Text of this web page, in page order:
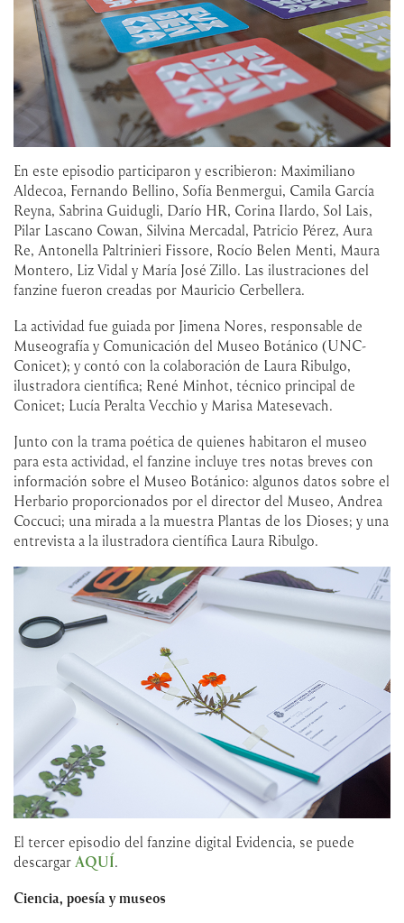
En este episodio participaron y escribieron: Maximiliano
Aldecoa, Fernando Bellino, Sofía Benmergui, Camila García
Reyna, Sabrina Guidugli, Darío HR, Corina Ilardo, Sol Lais,
Pilar Lascano Cowan, Silvina Mercadal, Patricio Pérez, Aura
Re, Antonella Paltrinieri Fissore, Rocío Belen Menti, Maura
Montero, Liz Vidal y María José Zillo. Las ilustraciones del
fanzine fueron creadas por Mauricio Cerbellera.
La actividad fue guiada por Jimena Nores, responsable de
Museografía y Comunicación del Museo Botánico (UNC-
Conicet); y contó con la colaboración de Laura Ribulgo,
ilustradora científica; René Minhot, técnico principal de
Conicet; Lucía Peralta Vecchio y Marisa Matesevach.
Junto con la trama poética de quienes habitaron el museo
para esta actividad, el fanzine incluye tres notas breves con
información sobre el Museo Botánico: algunos datos sobre el
Herbario proporcionados por el director del Museo, Andrea
Coccuci; una mirada a la muestra Plantas de los Dioses; y una
entrevista a la ilustradora científica Laura Ribulgo.
El tercer episodio del fanzine digital Evidencia, se puede
descargar AQUÍ.
Ciencia, poesía y museos